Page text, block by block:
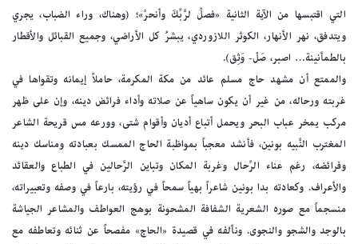
التي اقتبسها من الآية الثانية «فصلِّ لرَّبِّكَ وأنحرْ»؛ (وهناك، وراء الضباب، يجري
ويتدفق، نهر الأنهار، الكوثر اللازوردي، يبشرُ كل الأراضي، وجميع القبائل والأقطار
بالطمأنينة… اصبر، صَلّ- وَثِق).
والممتع أن مشهد حاج مسلم عائد من مكة المكرمة، حاملاً إيمانه وتقواها في
غربته ورحاله، من غير أن يكون ساهياً عن صلاته وأداء فرائض دينه، وإن على ظهر
مركب يمخر عباب البحر ويحمل أتباع أديان وأقوام شتى، وورعه مس قريحة الشاعر
المغترب النَّبيه بونين، فأنشد معجباً بمواظبة الحاج الممسك بعبادته ومناسك دينه
وفرائضه، رغم عناء الرِّحال وغربة المكان وتباين الرَّحالين في الطباع والعقائد
والأعراف. وكعادته بدا بونين شاعراً بهياً سمحاً في رؤيته، بارعاً في وصفه وتعبيراته،
منسجماً مع صوره الشعرية الشفافة المشحونة بوهج العواطف والمشاعر الجياشة
بالوجد والشجو والنجوى. ونألفه في قصيدة «الحاج» مفصحاً عن ثنائه وتعاطفه مع